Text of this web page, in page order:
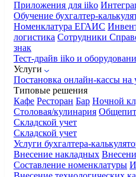
Приложения для iiko
Обучение бухгалтер-
Номенклатура ЕГАИС
логистика Сотрудники
знак
Тест-драйв iiko и
Услуги
Постановка онлайн-кассы на
Типовые решения
Кафе Ресторан Бар Ночной
Столовая/кулинария Общепит
Складской учет
Складской учет
Услуги бухгалтера-
Внесение накладных
Составление номенклатуры